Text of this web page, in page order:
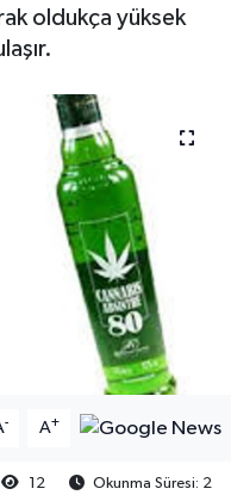
oldukça yüksek
- A+
12
Okunma Süresi: 2